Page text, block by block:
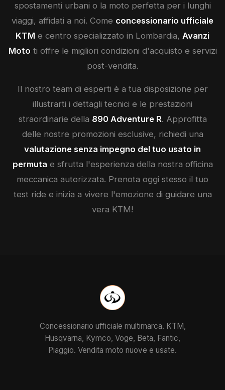
spostamenti urbani o la moto perfetta per i lunghi
viaggi, affidati a noi. Come concessionario ufficiale
KTM e centro specializzato in Lombardia, Avanzi
Moto ti offre le migliori condizioni d'acquisto e servizi
post-vendita.
Il nostro team di esperti è a tua disposizione per
illustrarti i dettagli tecnici e le prestazioni
straordinarie della 890 Adventure R. Approfitta
delle nostre promozioni esclusive, richiedi una
valutazione senza impegno del tuo usato in
permuta e sfrutta l'esperienza della nostra officina
meccanica autorizzata. Prenota oggi stesso il tuo
test ride e inizia a vivere l'emozione di guidare una
vera KTM!
Concessionario ufficiale multimarca. KTM,
Husqvarna, Kymco, Voge, Beta, Fantic,
Piaggio. Vendita moto nuove e usate.